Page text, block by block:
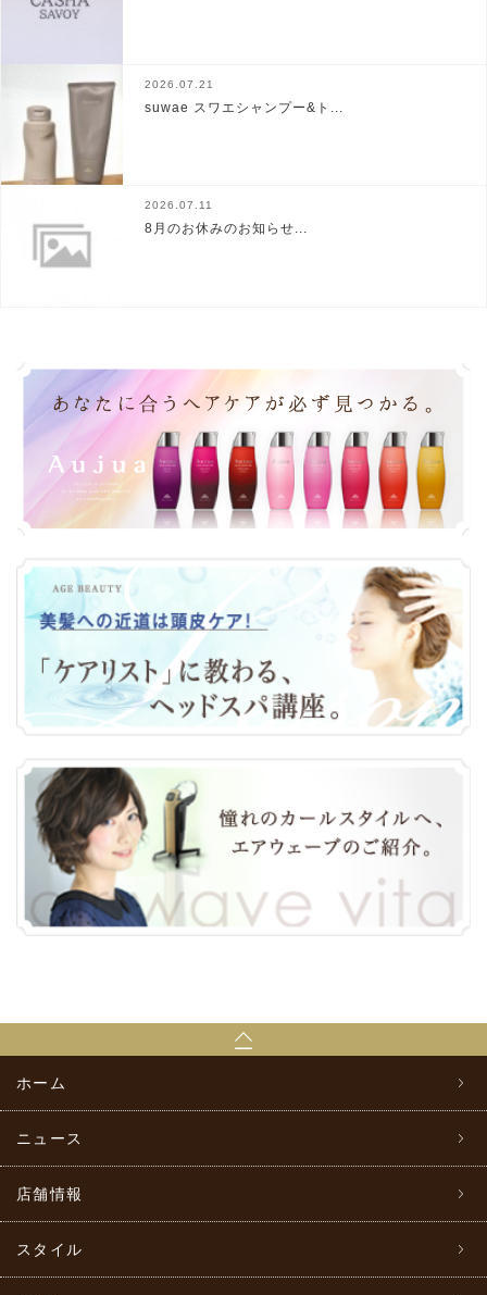
2026.07.21
suwae スワエシャンプー&ト...
2026.07.11
8月のお休みのお知らせ...
ホーム
ニュース
店舗情報
スタイル